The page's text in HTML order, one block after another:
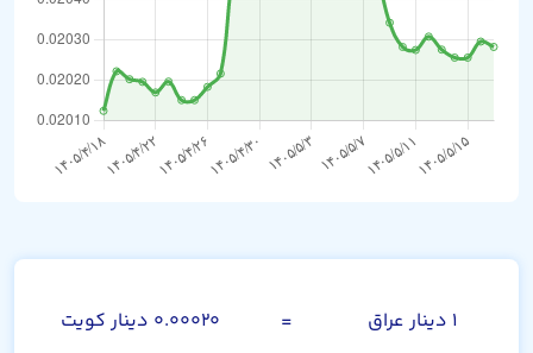
۱ دینار عراق =
۰.۰۰۰۲۰ دینار کویت